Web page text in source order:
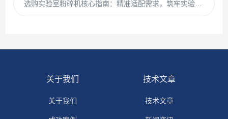
关于我们
关于我们
技术文章
技术文章